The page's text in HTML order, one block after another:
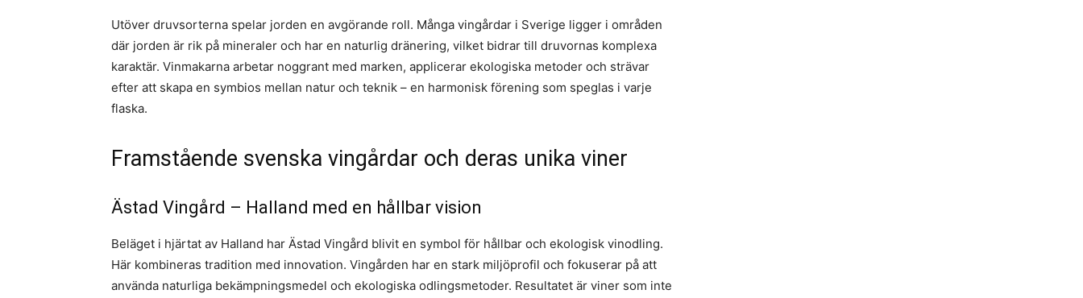
Utöver druvsorterna spelar jorden en avgörande roll. Många vingårdar i Sverige ligger i områden
där jorden är rik på mineraler och har en naturlig dränering, vilket bidrar till druvornas komplexa
karaktär. Vinmakarna arbetar noggrant med marken, applicerar ekologiska metoder och strävar
efter att skapa en symbios mellan natur och teknik – en harmonisk förening som speglas i varje
flaska.
Framstående svenska vingårdar och deras unika viner
Ästad Vingård – Halland med en hållbar vision
Beläget i hjärtat av Halland har Ästad Vingård blivit en symbol för hållbar och ekologisk vinodling.
Här kombineras tradition med innovation. Vingården har en stark miljöprofil och fokuserar på att
använda naturliga bekämpningsmedel och ekologiska odlingsmetoder. Resultatet är viner som inte